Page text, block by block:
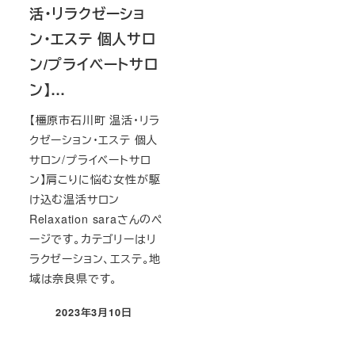
活・リラクゼーショ
ン・エステ 個人サロ
ン/プライベートサロ
ン】…
【橿原市石川町 温活・リラ
クゼーション・エステ 個人
サロン/プライベートサロ
ン】肩こりに悩む女性が駆
け込む温活サロン
Relaxation saraさんのペ
ージです。カテゴリーはリ
ラクゼーション、エステ。地
域は奈良県です。
投稿日
2023年3月10日